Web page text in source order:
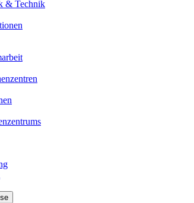
& Technik